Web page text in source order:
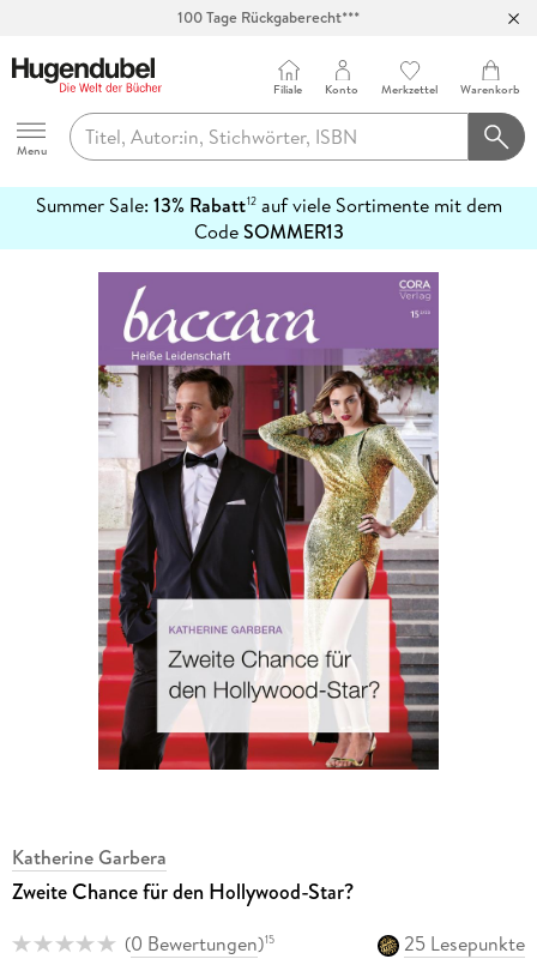
100 Tage Rückgaberecht***
Hugendubel
Menu
Filiale Konto Merkzettel Warenkorb
Summer Sale: 13% Rabatt12auf viele Sortimente mit dem
CodeSOMMER13
erfahren
Katherine Garbera
Zweite Chance für den Hollywood-Star?
(0 Bewertungen)15
25 Lesepunkte